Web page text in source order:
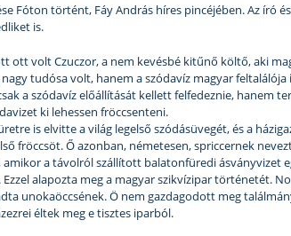
Fóton történt, Fáy András híres pincéjében. Az író
is.
ott volt Czuczor, a nem kevésbé kitűnő költő, aki
tudósa volt, hanem a szódavíz magyar
a szódavíz előállítását kellett felfedeznie, hanem
ki lehessen fröccsenteni.
is elvitte a világ legelső szódásüvegét, és a
fröccsöt. Ő azonban, németesen, spriccernek
a távolról szállított balatonfüredi ásványvizet
alapozta meg a magyar szikvízipar történetét.
unokaöccsének. Ö nem gazdagodott meg
éltek meg e tisztes iparból.